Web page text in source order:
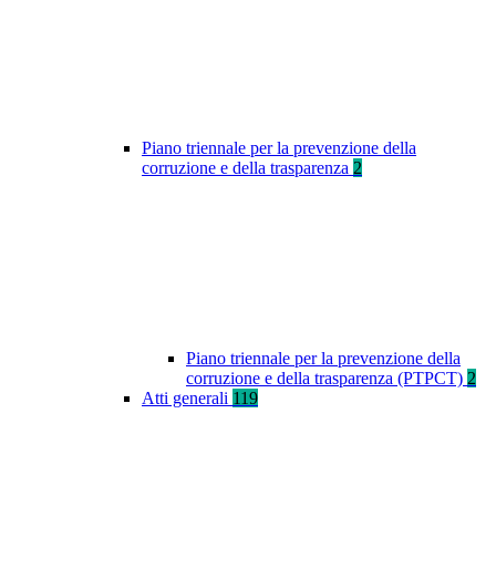
Piano triennale per la prevenzione della
corruzione e della trasparenza 2
Piano triennale per la prevenzione della
corruzione e della trasparenza (PTPCT) 2
Atti generali 119